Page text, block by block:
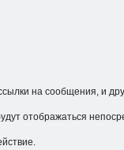
на сообщения, и
отображаться